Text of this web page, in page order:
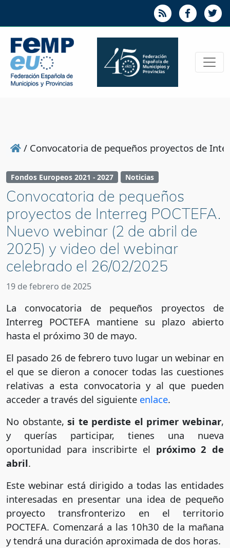
/ Convocatoria de pequeños proyectos de
Fondos Europeos 2021 - 2027 Noticias
Convocatoria de pequeños
proyectos de Interreg POCTEFA.
Nuevo webinar (2 de abril de
2025) y video del webinar
celebrado el 26/02/2025
19 de febrero de 2025
La convocatoria de pequeños proyectos de
Interreg POCTEFA mantiene su plazo abierto
hasta el próximo 30 de mayo.
El pasado 26 de febrero tuvo lugar un webinar en
el que se dieron a conocer todas las cuestiones
relativas a esta convocatoria y al que pueden
acceder a través del siguiente enlace.
No obstante,si te perdiste el primer webinar,
y querías participar, tienes una nueva
oportunidad para inscribirte el próximo 2 de
abril.
Este webinar está dirigido a todas las entidades
interesadas en presentar una idea de pequeño
proyecto transfronterizo en el territorio
POCTEFA. Comenzará a las 10h30 de la mañana
y tendrá una duración aproximada de dos horas.